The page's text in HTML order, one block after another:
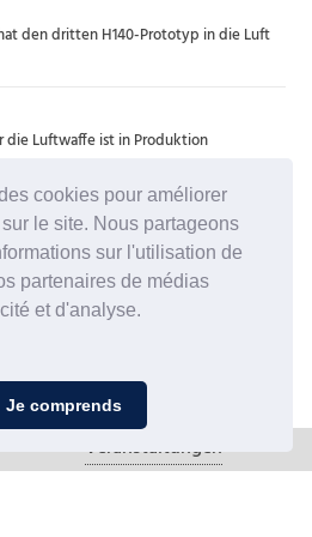
cookies pour améliorer
le site. Nous partageons
sur l'utilisation de
partenaires de médias
et d'analyse.
Je comprends
den dritten H140-Prototyp in die Luft
die Luftwaffe ist in Produktion
TLG 33 sind nach Büchel
sich für die Aufnahme in eur...
Veranstaltungen